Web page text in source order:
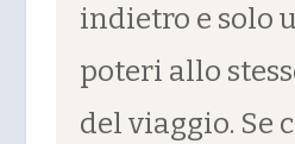
indietro e solo
poteri allo
del viaggio. Se